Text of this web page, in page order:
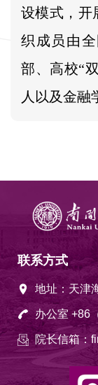
设模式，开
织成员由
部、高校“
人以及金融
联系方式
地址：天津
办公室 +86
院长信箱：